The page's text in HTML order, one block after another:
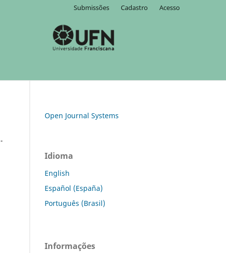
Submissões Cadastro Acesso
-
Open Journal Systems
Idioma
English
Español (España)
Português (Brasil)
Informações